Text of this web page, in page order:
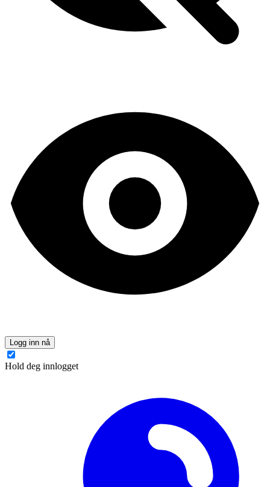
Logg inn nå
Hold deg innlogget